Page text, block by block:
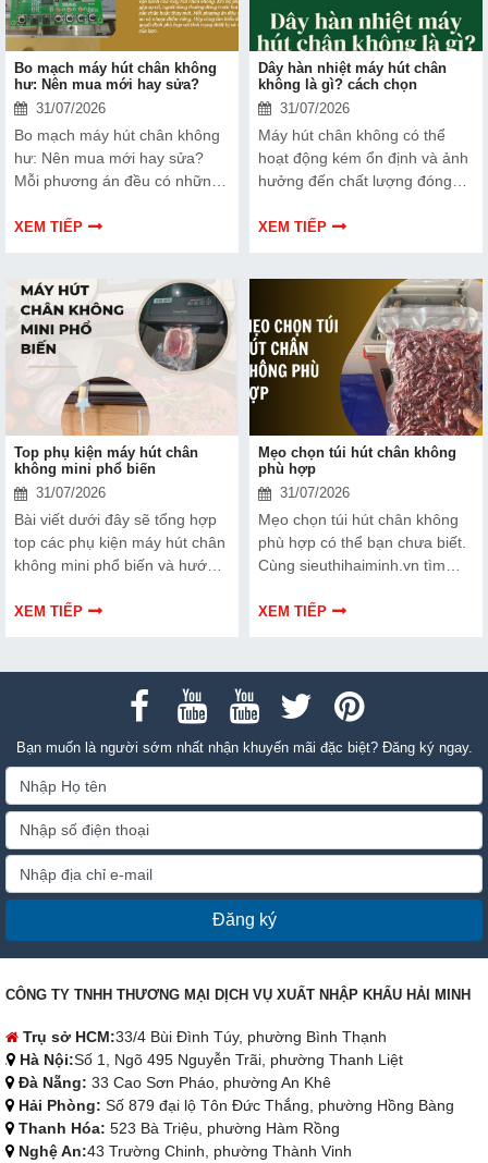
Bo mạch máy hút chân không
hư: Nên mua mới hay sửa?
31/07/2026
Bo mạch máy hút chân không
hư: Nên mua mới hay sửa?
Mỗi phương án đều có những
cùng tìm hiểu để đưa ra quyết
XEM TIẾP
Dây hàn nhiệt máy hút chân
không là gì? cách chọn
31/07/2026
Máy hút chân không có thể
hoạt động kém ổn định và ảnh
hưởng đến chất lượng đóng
Bài viết dưới đây sẽ giúp bạn
XEM TIẾP
Top phụ kiện máy hút chân
không mini phổ biến
31/07/2026
Bài viết dưới đây sẽ tổng hợp
top các phụ kiện máy hút chân
không mini phổ biến và hướng
chuẩn kỹ thuật ngay tại nhà.
XEM TIẾP
Mẹo chọn túi hút chân không
phù hợp
31/07/2026
Mẹo chọn túi hút chân không
phù hợp có thể bạn chưa biết.
Cùng sieuthihaiminh.vn tìm
thông tin bài viết dưới đây nhé!
XEM TIẾP
Bạn muốn là người sớm nhất nhận khuyến mãi đặc biệt? Đăng ký ngay.
Đăng ký
CÔNG TY TNHH THƯƠNG MẠI DỊCH VỤ XUẤT NHẬP KHẨU HẢI MINH
Trụ sở HCM:33/4 Bùi Đình Túy, phường Bình Thạnh
Hà Nội:Số 1, Ngõ 495 Nguyễn Trãi, phường Thanh Liệt
Đà Nẵng: 33 Cao Sơn Pháo, phường An Khê
Hải Phòng: Số 879 đại lộ Tôn Đức Thắng, phường Hồng Bàng
Thanh Hóa: 523 Bà Triệu, phường Hàm Rồng
Nghệ An:43 Trường Chinh, phường Thành Vinh